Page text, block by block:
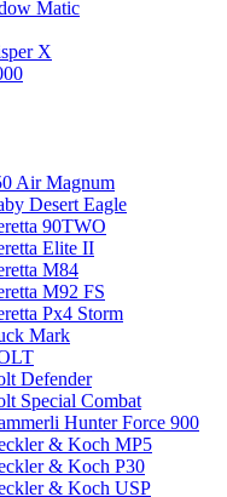
Matic
X
Air Magnum
Desert Eagle
90TWO
Elite II
M84
M92 FS
Px4 Storm
Mark
Defender
Special Combat
Hunter Force 900
& Koch MP5
& Koch P30
& Koch USP